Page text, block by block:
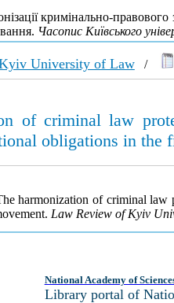
кримінально-правового
Часопис Київського
University of Law/
of criminal law
obligations in the
harmonization of criminal
Law Review of Kyiv
National Academy of
Library portal of